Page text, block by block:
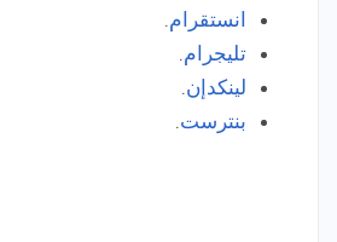
انستقرام.
تليجرام.
لينكدإن.
بنترست.